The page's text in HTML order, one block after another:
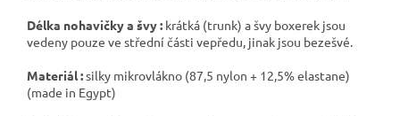
Délka nohavičky a švy : krátká (trunk) a švy boxerek jsou
vedeny pouze ve střední části vepředu, jinak jsou bezešvé.
Materiál :silky mikrovlákno (87,5 nylon + 12,5% elastane)
(made in Egypt)